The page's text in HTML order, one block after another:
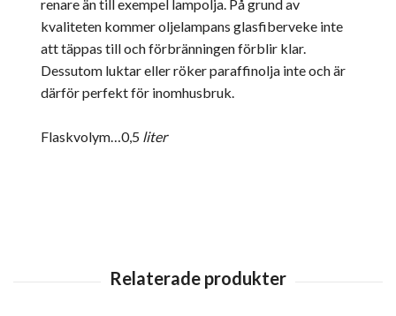
renare än till exempel lampolja. På grund av
kvaliteten kommer oljelampans glasfiberveke inte
att täppas till och förbränningen förblir klar.
Dessutom luktar eller röker paraffinolja inte och är
därför perfekt för inomhusbruk.
Flaskvolym…0,5 liter